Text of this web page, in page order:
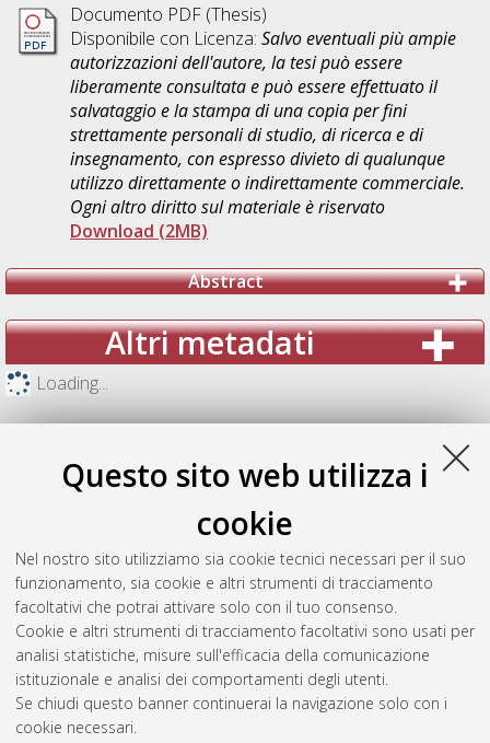
Questo sito web utilizza i
cookie
Nel nostro sito utilizziamo sia cookie tecnici necessari per il suo
funzionamento, sia cookie e altri strumenti di tracciamento
facoltativi che potrai attivare solo con il tuo consenso.
Cookie e altri strumenti di tracciamento facoltativi sono usati per
analisi statistiche, misure sull'efficacia della comunicazione
istituzionale e analisi dei comportamenti degli utenti.
Se chiudi questo banner continuerai la navigazione solo con i
cookie necessari.
Documento PDF (Thesis)
Disponibile con Licenza: Salvo eventuali più ampie
autorizzazioni dell'autore, la tesi può essere
liberamente consultata e può essere effettuato il
salvataggio e la stampa di una copia per fini
strettamente personali di studio, di ricerca e di
insegnamento, con espresso divieto di qualunque
utilizzo direttamente o indirettamente commerciale.
Ogni altro diritto sul materiale è riservato
Download (2MB)
Abstract
Altri metadati
Loading...
Gestione del documento: